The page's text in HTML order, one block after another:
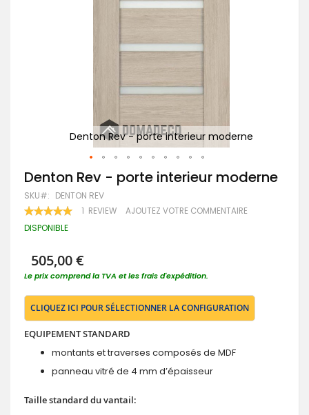
Denton Rev - porte interieur moderne
Passer
au
début
de
Galerie
Denton Rev - porte interieur moderne
SKU DENTON REV
RATING: 1 REVIEW AJOUTEZ VOTRE COMMENTAIRE
DISPONIBLE
505,00 €
Le prix comprend la TVA et les frais d'expédition.
CLIQUEZ ICI POUR SÉLECTIONNER LA CONFIGURATION
EQUIPEMENT STANDARD
montants et traverses composés de MDF
panneau vitré de 4 mm d’épaisseur
Taille standard du vantail: